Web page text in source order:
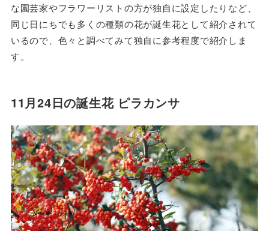
な園芸家やフラワーリストの方が独自に設定したりなど、
同じ日にちでも多くの種類の花が誕生花として紹介されて
いるので、色々と調べてみて独自に参考程度で紹介しま
す。
11月24日の誕生花 ピラカンサ